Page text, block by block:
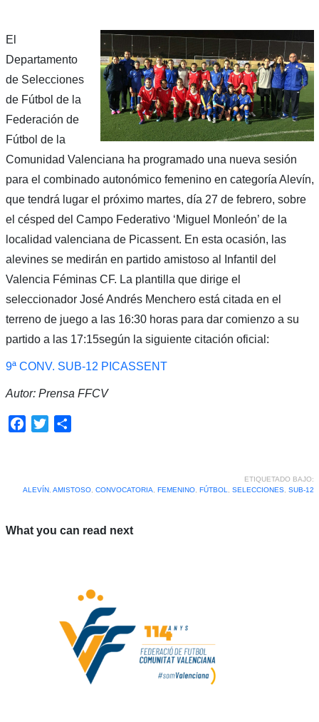
El
Departamento
de Selecciones
de Fútbol de la
Federación de
Fútbol de la
Comunidad Valenciana ha programado una nueva sesión
para el combinado autonómico femenino en categoría Alevín,
que tendrá lugar el próximo martes, día 27 de febrero, sobre
el césped del Campo Federativo ‘Miguel Monleón’ de la
localidad valenciana de Picassent. En esta ocasión, las
alevines se medirán en partido amistoso al Infantil del
Valencia Féminas CF. La plantilla que dirige el
seleccionador José Andrés Menchero está citada en el
terreno de juego a las 16:30 horas para dar comienzo a su
partido a las 17:15según la siguiente citación oficial:
9ª CONV. SUB-12 PICASSENT
Autor: Prensa FFCV
Facebook
Twitter
ETIQUETADO BAJO:
ALEVÍN, AMISTOSO, CONVOCATORIA FEMENINO, FÚTBOL SELECCIONES, SUB-12
What you can read next